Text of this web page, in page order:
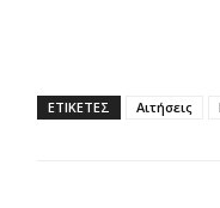
ΕΤΙΚΕΤΕΣ Αιτήσεις